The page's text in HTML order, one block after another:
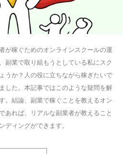
が稼ぐためのオンラインスクールの運
副業で取り組もうとしている私にスク
うか？人の役に立ちながら稼ぎたいで
した。本記事ではこのような疑問を解
。結論、副業で稼ぐことを教えるオン
あれば、リアルな副業者が教えること
ディングができます。